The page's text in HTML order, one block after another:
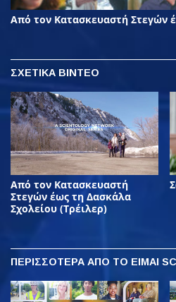
Από τον Κατασκευαστή Στεγών
ΣΧΕΤΙΚΑ ΒΙΝΤΕΟ
Από τον Κατασκευαστή
Στεγών έως τη Δασκάλα
Σχολείου (Τρέιλερ)
ΠΕΡΙΣΣΟΤΕΡΑ ΑΠΟ ΤΟ ΕΙΜΑΙ